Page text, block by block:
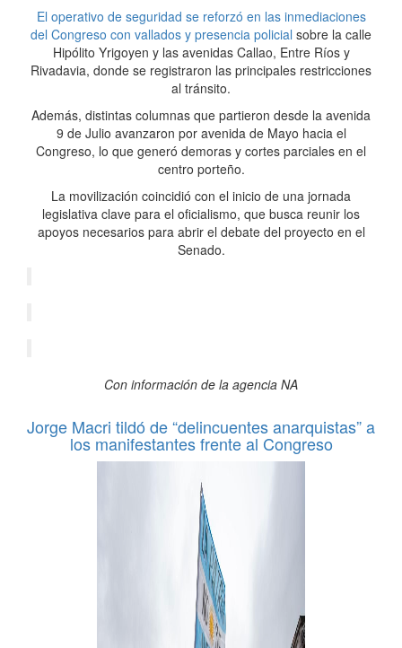
El operativo de seguridad se reforzó en las inmediaciones
del Congreso con vallados y presencia policial sobre la calle
Hipólito Yrigoyen y las avenidas Callao, Entre Ríos y
Rivadavia, donde se registraron las principales restricciones
al tránsito.
Además, distintas columnas que partieron desde la avenida
9 de Julio avanzaron por avenida de Mayo hacia el
Congreso, lo que generó demoras y cortes parciales en el
centro porteño.
La movilización coincidió con el inicio de una jornada
legislativa clave para el oficialismo, que busca reunir los
apoyos necesarios para abrir el debate del proyecto en el
Senado.
Con información de la agencia NA
Jorge Macri tildó de “delincuentes anarquistas” a
los manifestantes frente al Congreso